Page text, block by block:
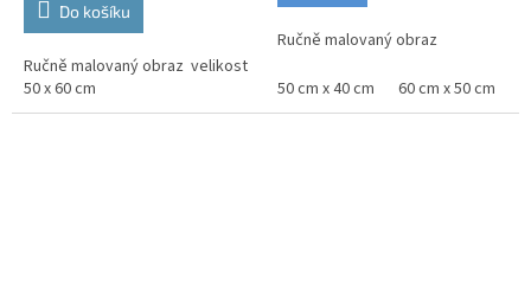
Do košíku
Ručně malovaný obraz velikost
50 x 60 cm
Ručně malovaný obraz
50 cm x 40 cm 60 cm x 50 cm